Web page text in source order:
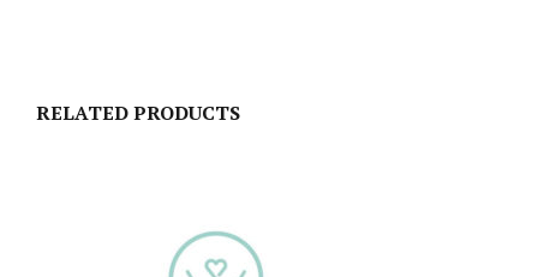
RELATED PRODUCTS